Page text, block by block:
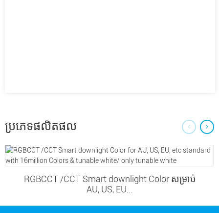
ប្រភេទផលិតផល
RGBCCT /CCT Smart downlight Color សម្រាប់
AU, US, EU...